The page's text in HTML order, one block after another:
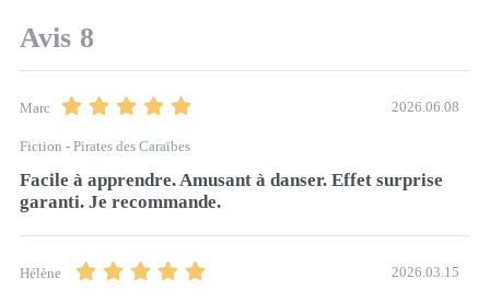
Avis 8
Marc 2026.06.08
Fiction - Pirates des Caraïbes
Facile à apprendre. Amusant à danser. Effet surprise
garanti. Je recommande.
Hélène 2026.03.15